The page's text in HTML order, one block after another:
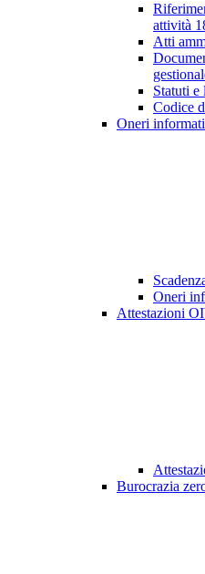
attività
Atti
Statuti e
Codice
Oneri
Oneri
Attestazioni
Burocrazia